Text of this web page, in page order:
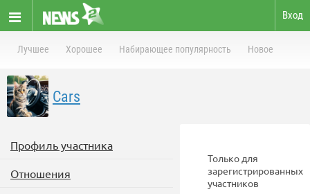
Вход
Лучшее Хорошее Набирающее популярность Новое
Cars
Профиль участника
Отношения
Только для
зарегистрированных
участников